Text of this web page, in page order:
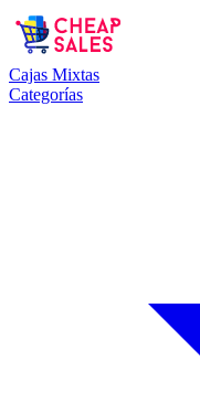
Cajas Mixtas
Categorías